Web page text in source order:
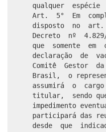
qualquer espécie
Art. 5° Em
disposto no
Decreto nº
que somente em
declaração de
Comitê Gestor
Brasil, o
assumirá o
titular, sendo
impedimento
participará das
desde que